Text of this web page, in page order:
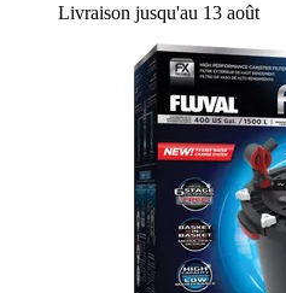
Livraison jusqu'au 13 août